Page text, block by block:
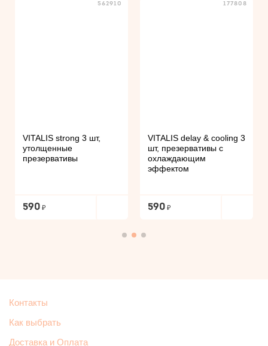
562910
VITALIS strong 3 шт,
утолщенные
презервативы
590
177808
VITALIS delay & cooling 3
шт, презервативы с
охлаждающим
эффектом
590
Контакты
Как выбрать
Доставка и Оплата